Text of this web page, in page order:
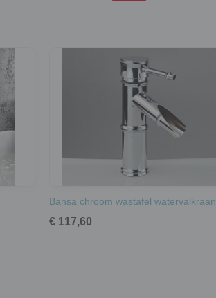
Bansa chroom wastafel watervalkraan
€ 117,60